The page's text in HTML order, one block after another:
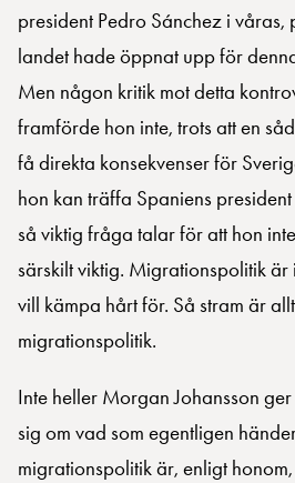
president Pedro Sánchez i våras,
landet hade öppnat upp för
Men någon kritik mot detta
framförde hon inte, trots att en
få direkta konsekvenser för
hon kan träffa Spaniens
så viktig fråga talar för att hon
särskilt viktig. Migrationspolitik är
vill kämpa hårt för. Så stram är
migrationspolitik.
Inte heller Morgan Johansson
sig om vad som egentligen
migrationspolitik är, enligt